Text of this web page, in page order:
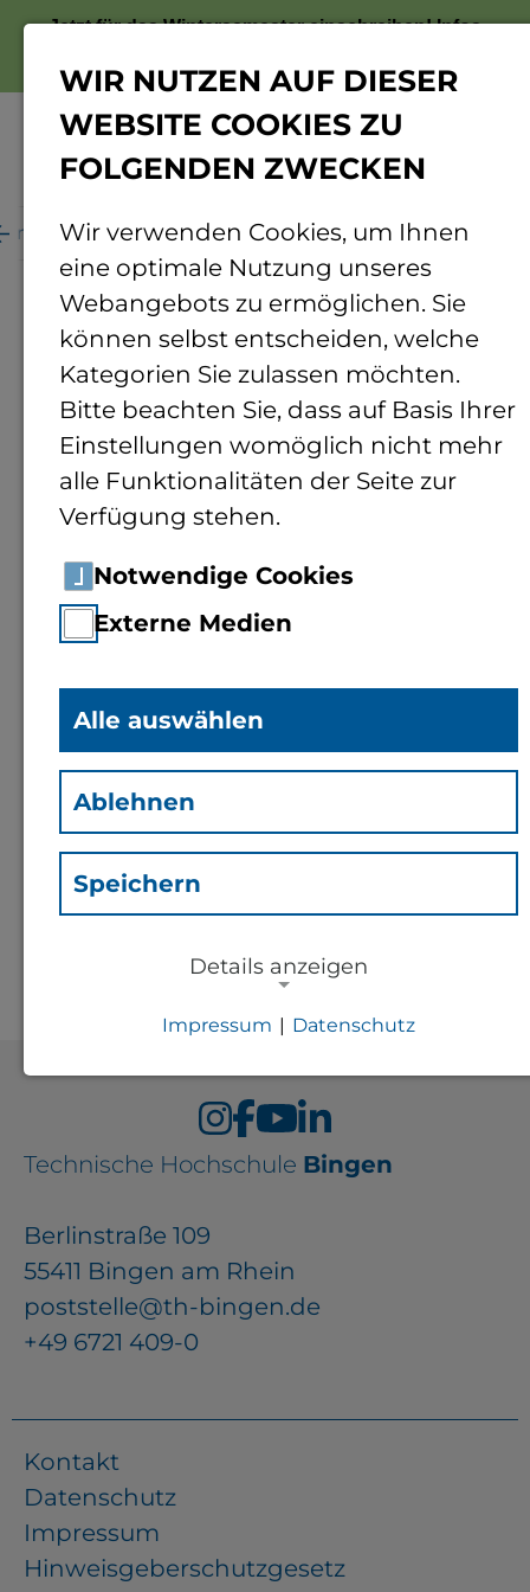
Jetzt für das Wintersemester einschreiben!Infos
Personenverzeichnis Personendetails
Marvin Borchert (zzz)
Kontakt
Technische Hochschule Bingen
Berlinstraße 109
55411 Bingen am Rhein
poststelle@th-bingen.de
+49 6721 409-0
Kontakt
Datenschutz
Impressum
Hinweisgeberschutzgesetz
WIR NUTZEN AUF DIESER
WEBSITE COOKIES ZU
FOLGENDEN ZWECKEN
Wir verwenden Cookies, um Ihnen
eine optimale Nutzung unseres
Webangebots zu ermöglichen. Sie
können selbst entscheiden, welche
Kategorien Sie zulassen möchten.
Bitte beachten Sie, dass auf Basis Ihrer
Einstellungen womöglich nicht mehr
alle Funktionalitäten der Seite zur
Verfügung stehen.
Notwendige Cookies
Externe Medien
Alle auswählen
Ablehnen
Speichern
Details anzeigen
Notwendige Cookies zur Session-
Verwaltung und für die generelle
Funktionalität der Seite (immer
EXTERNE MEDIEN
Benutzerdaten durch
Drittanbieter, bspw. über das
Einbinden externer Videos,
Stellenanzeigen.
Impressum | Datenschutz